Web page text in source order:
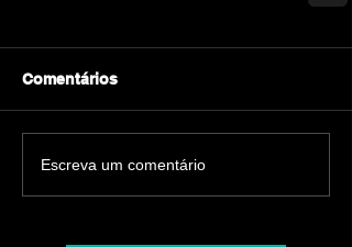
Comentários
Escreva um comentário